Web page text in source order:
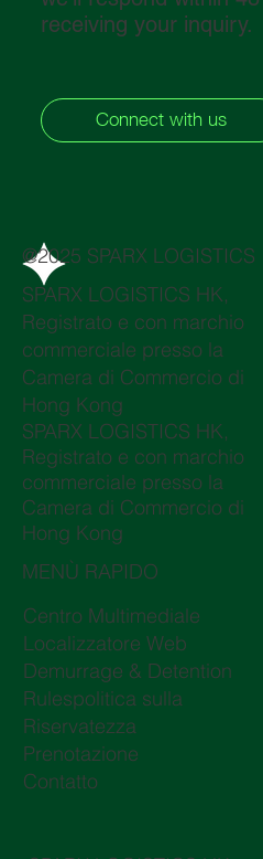
receiving your inquiry.
Connect with us
@2025 SPARX LOGISTICS
SPARX LOGISTICS HK,
Registrato e con marchio
commerciale presso la
Camera di Commercio di
Hong Kong
SPARX LOGISTICS HK,
Registrato e con marchio
commerciale presso la
Camera di Commercio di
Hong Kong
MENÙ RAPIDO
Centro Multimediale
Localizzatore Web
Demurrage & Detention
Rulespolitica sulla
Riservatezza
Prenotazione
Contatto